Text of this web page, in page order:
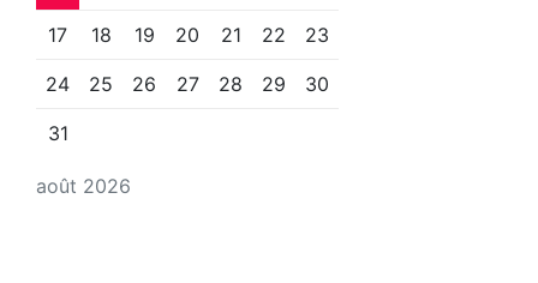
août 2026
17 18 19 20 21 22 23
24 25 26 27 28 29 30
31